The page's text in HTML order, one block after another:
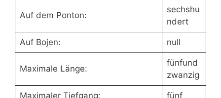
Auf dem Ponton:
sechshu
ndert
Auf Bojen: null
Maximale Länge:
fünfund
zwanzig
Maximaler Tiefgang: fünf